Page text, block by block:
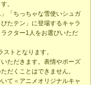
。
「ちっちゃな雪使いシュガ
たテン」に登場するキャラ
クター1人をお選びいただ
トとなります。
ただきます。表情やポーズ
だくことはできません。
て＜アニメオリジナルキャ